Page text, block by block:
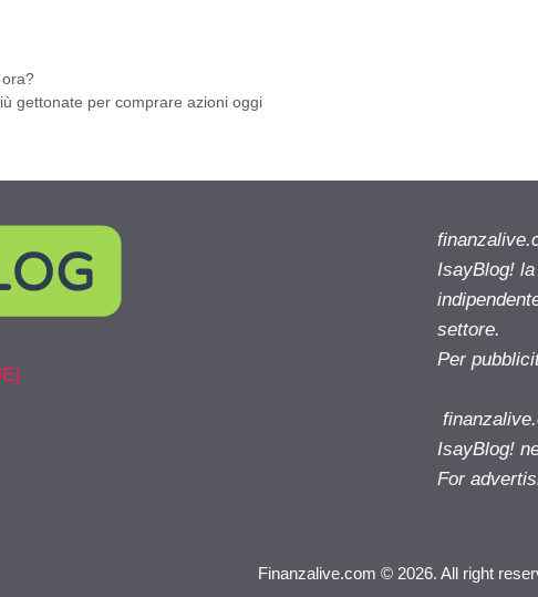
gettonate per comprare azioni oggi
IsayBlog!
settore.
Per
For
Finanzalive.com © 2026. All right